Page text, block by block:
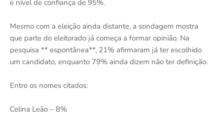
e nível de confiança de 95%.
Mesmo com a eleição ainda distante, a sondagem mostra
que parte do eleitorado já começa a formar opinião. Na
pesquisa ** espontânea**, 21% afirmaram já ter escolhido
um candidato, enquanto 79% ainda dizem não ter definição.
Entre os nomes citados:
Celina Leão – 8%